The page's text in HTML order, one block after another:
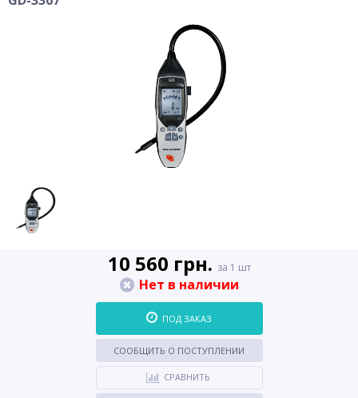
10 560 грн. за 1 шт
Нет в наличии
ПОД ЗАКАЗ
СООБЩИТЬ О ПОСТУПЛЕНИИ
СРАВНИТЬ